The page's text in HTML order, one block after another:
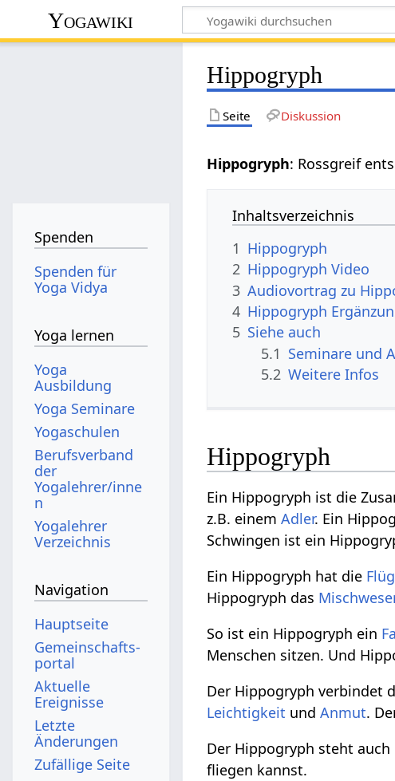
Yogawiki
Hippogryph
Seite Diskussion
Hippogryph: Rossgreif
Inhaltsverzeichnis
1 Hippogryph
2 Hippogryph Video
3 Audiovortrag zu
4 Hippogryph
5 Siehe auch
5.1 Seminare und
5.2 Weitere Infos
Hippogryph
Ein Hippogryph ist die
z.B. einemAdler. Ein
Schwingen ist ein
Ein Hippogryph hat die
Hippogryph das
So ist ein Hippogryph ein
Menschen sitzen. Und
Der Hippogryph verbindet
Leichtigkeit undAnmut.
Der Hippogryph steht auch
fliegen kannst.
Spenden
Spenden für
Yoga Vidya
Yoga lernen
Yoga
Ausbildung
Yoga Seminare
Yogaschulen
Berufsverband
der
Yogalehrer/inne
n
Yogalehrer
Verzeichnis
Navigation
Hauptseite
Gemeinschafts­
portal
Aktuelle
Ereignisse
Letzte
Änderungen
Zufällige Seite